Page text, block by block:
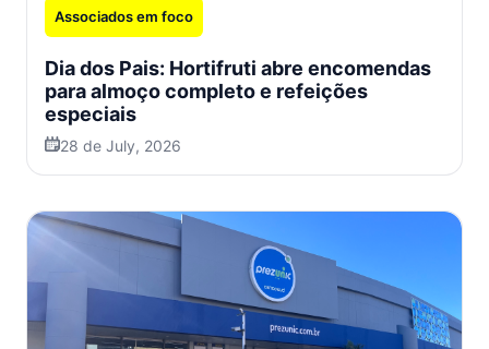
Associados em foco
Dia dos Pais: Hortifruti abre encomendas
para almoço completo e refeições
especiais
28 de July, 2026